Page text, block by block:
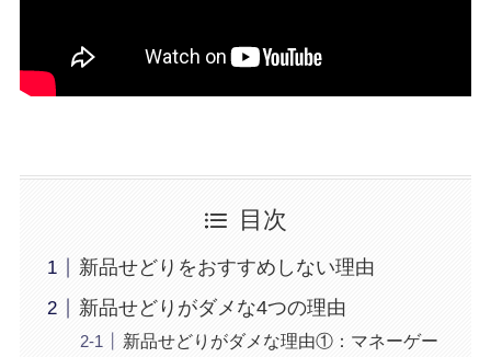
目次
新品せどりをおすすめしない理由
新品せどりがダメな4つの理由
新品せどりがダメな理由①：マネーゲー